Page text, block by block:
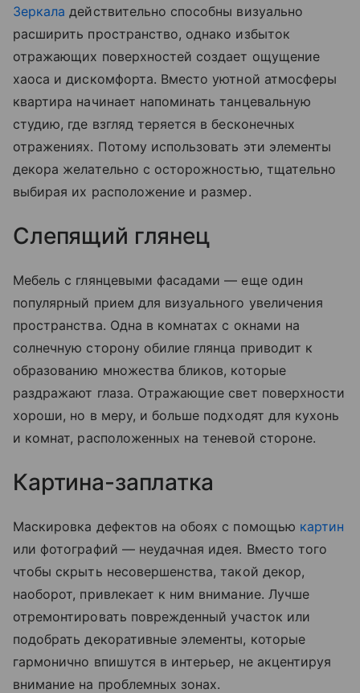
Зеркала действительно способны визуально
расширить пространство, однако избыток
отражающих поверхностей создает ощущение
хаоса и дискомфорта. Вместо уютной атмосферы
квартира начинает напоминать танцевальную
студию, где взгляд теряется в бесконечных
отражениях. Потому использовать эти элементы
декора желательно с осторожностью, тщательно
выбирая их расположение и размер.
Слепящий глянец
Мебель с глянцевыми фасадами — еще один
популярный прием для визуального увеличения
пространства. Одна в комнатах с окнами на
солнечную сторону обилие глянца приводит к
образованию множества бликов, которые
раздражают глаза. Отражающие свет поверхности
хороши, но в меру, и больше подходят для кухонь
и комнат, расположенных на теневой стороне.
Картина-заплатка
Маскировка дефектов на обоях с помощью картин
или фотографий — неудачная идея. Вместо того
чтобы скрыть несовершенства, такой декор,
наоборот, привлекает к ним внимание. Лучше
отремонтировать поврежденный участок или
подобрать декоративные элементы, которые
гармонично впишутся в интерьер, не акцентируя
внимание на проблемных зонах.